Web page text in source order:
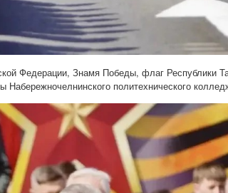
Федерации, Знамя Победы, флаг Республики
политехнического